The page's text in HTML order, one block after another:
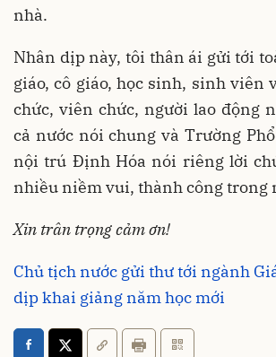
nhà.
Nhân dịp này, tôi thân ái gửi tới
giáo, cô giáo, học sinh, sinh viên
chức, viên chức, người lao động
cả nước nói chung và Trường
nội trú Định Hóa nói riêng lời
nhiều niềm vui, thành công trong
Xin trân trọng cảm ơn!
Chủ tịch nước gửi thư tới ngành
dịp khai giảng năm học mới